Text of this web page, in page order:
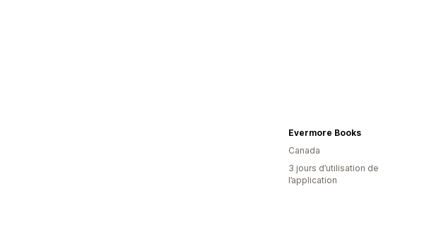
Evermore Books
Canada
3 jours d’utilisation de
l’application